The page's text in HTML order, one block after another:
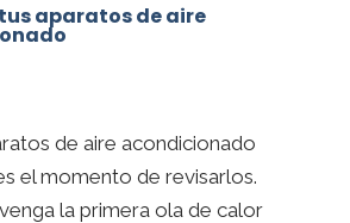
aparatos de aire
de aire acondicionado
el momento de revisarlos.
la primera ola de calor